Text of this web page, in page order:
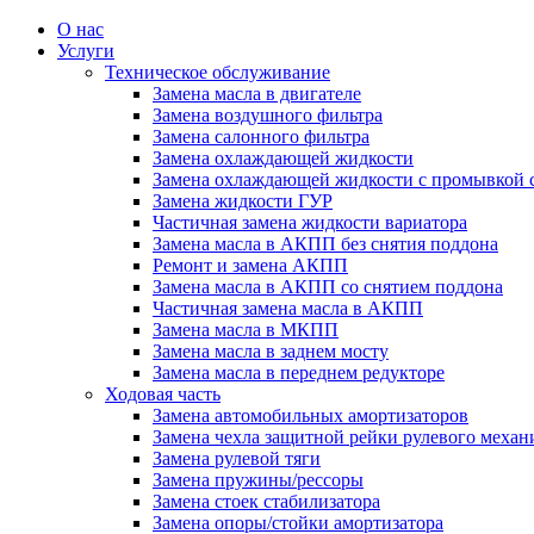
О нас
Услуги
Техническое обслуживание
Замена масла в двигателе
Замена воздушного фильтра
Замена салонного фильтра
Замена охлаждающей жидкости
Замена охлаждающей жидкости с промывкой
Замена жидкости ГУР
Частичная замена жидкости вариатора
Замена масла в АКПП без снятия поддона
Ремонт и замена АКПП
Замена масла в АКПП со снятием поддона
Частичная замена масла в АКПП
Замена масла в МКПП
Замена масла в заднем мосту
Замена масла в переднем редукторе
Ходовая часть
Замена автомобильных амортизаторов
Замена чехла защитной рейки рулевого
Замена рулевой тяги
Замена пружины/рессоры
Замена стоек стабилизатора
Замена опоры/стойки амортизатора